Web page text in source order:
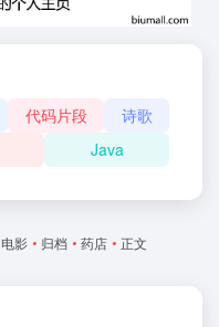
代码片段
诗歌
Java
电影 • 归档 • 药店 • 正文